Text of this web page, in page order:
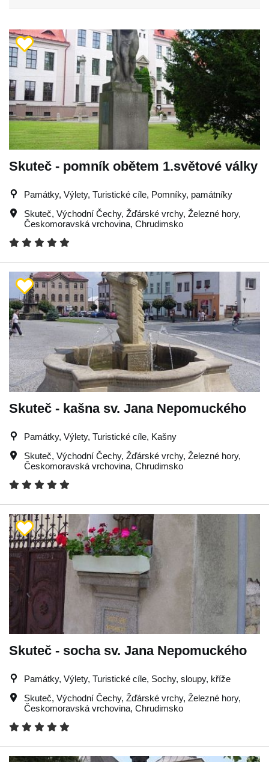
Skuteč - pomník obětem 1.světové války
Památky, Výlety, Turistické cíle, Pomníky, památníky
Skuteč, Východní Čechy, Žďárské vrchy, Železné hory,
Českomoravská vrchovina, Chrudimsko
Skuteč - kašna sv. Jana Nepomuckého
Památky, Výlety, Turistické cíle, Kašny
Skuteč, Východní Čechy, Žďárské vrchy, Železné hory,
Českomoravská vrchovina, Chrudimsko
Skuteč - socha sv. Jana Nepomuckého
Památky, Výlety, Turistické cíle, Sochy, sloupy, kříže
Skuteč, Východní Čechy, Žďárské vrchy, Železné hory,
Českomoravská vrchovina, Chrudimsko